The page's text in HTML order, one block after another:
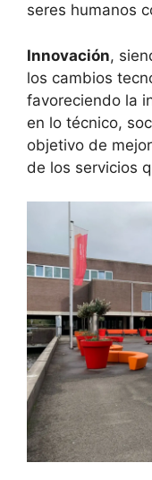
seres humanos
Innovación,
los cambios
favoreciendo la
en lo técnico,
objetivo de
de los servicios